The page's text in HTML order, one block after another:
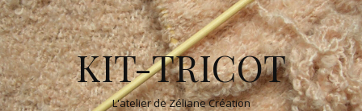
KIT-TRICOT
L'atelier de Zéliane Création